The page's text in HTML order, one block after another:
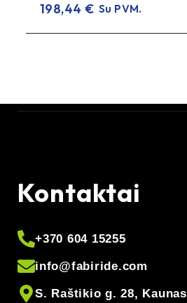
198,44 € Su PVM.
Kontaktai
+370 604 15255
info@fabiride.com
S. Raštikio g. 28, Kaunas